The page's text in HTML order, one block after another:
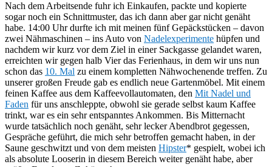
Nach dem Arbeitsende fuhr ich Einkaufen, packte und kopierte
sogar noch ein Schnittmuster, das ich dann aber gar nicht genäht
habe. 14:00 Uhr durfte ich mit meinen fünf Gepäckstücken – davon
zwei Nähmaschinen – ins Auto von Nadelexperimente hüpfen und
nachdem wir kurz vor dem Ziel in einer Sackgasse gelandet waren,
erreichten wir gegen halb Vier das Ferienhaus, in dem wir uns nun
schon das 10. Mal zu einem kompletten Nähwochenende treffen. Zu
unserer großen Freude gab es endlich neue Gartenmöbel. Mit einem
feinen Kaffee aus dem Kaffeevollautomaten, den Mit Nadel und
Faden für uns anschleppte, obwohl sie gerade selbst kaum Kaffee
trinkt, war es ein sehr entspanntes Ankommen. Bis Mitternacht
wurde tatsächlich noch genäht, sehr lecker Abendbrot gegessen,
Gespräche geführt, die mich sehr betroffen gemacht haben, in der
Saune geschwitzt und von dem meisten Hipster* gespielt, wobei ich
als absolute Looserin in diesem Bereich weiter genäht habe, aber